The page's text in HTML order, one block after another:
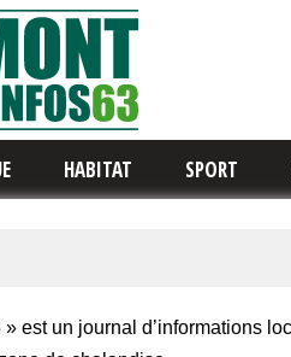
HABITAT SPORT
est un journal d’informations